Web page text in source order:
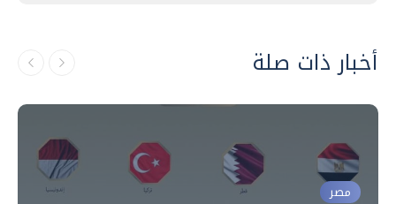
أخبار ذات صلة
مصر